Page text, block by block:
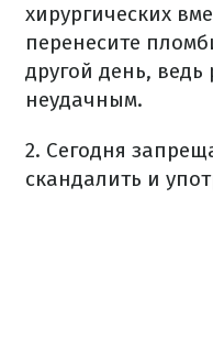
хирургических
перенесите
другой день, ведь
неудачным.
2. Сегодня
скандалить и